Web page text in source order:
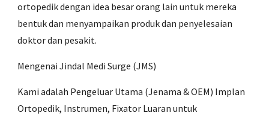
ortopedik dengan idea besar orang lain untuk mereka
bentuk dan menyampaikan produk dan penyelesaian
doktor dan pesakit.
Mengenai Jindal Medi Surge (JMS)
Kami adalah Pengeluar Utama (Jenama & OEM) Implan
Ortopedik, Instrumen, Fixator Luaran untuk